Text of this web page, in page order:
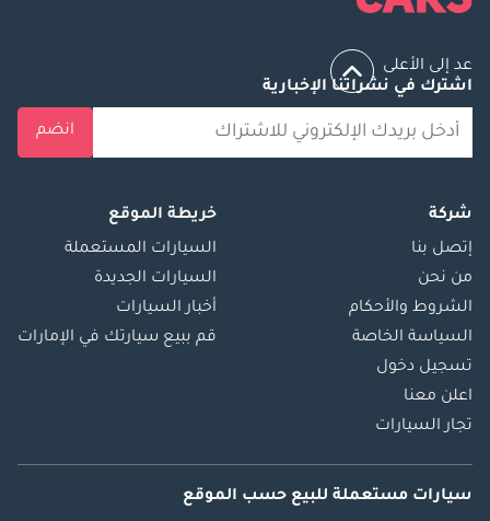
عد إلى الأعلى
اشترك في نشراتنا الإخبارية
انضم
شركة
إتصل بنا
من نحن
الشروط والأحكام
السياسة الخاصة
تسجيل دخول
اعلن معنا
تجار السيارات
خريطة الموقع
السيارات المستعملة
السيارات الجديدة
أخبار السيارات
قم ببيع سيارتك في الإمارات
سيارات مستعملة للبيع حسب الموقع